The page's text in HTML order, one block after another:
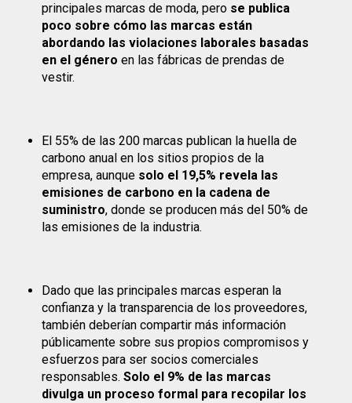
principales marcas de moda, pero se publica
poco sobre cómo las marcas están
abordando las violaciones laborales basadas
en el género en las fábricas de prendas de
vestir.
El 55% de las 200 marcas publican la huella de
carbono anual en los sitios propios de la
empresa, aunque solo el 19,5% revela las
emisiones de carbono en la cadena de
suministro, donde se producen más del 50% de
las emisiones de la industria.
Dado que las principales marcas esperan la
confianza y la transparencia de los proveedores,
también deberían compartir más información
públicamente sobre sus propios compromisos y
esfuerzos para ser socios comerciales
responsables.Solo el 9% de las marcas
divulga un proceso formal para recopilar los